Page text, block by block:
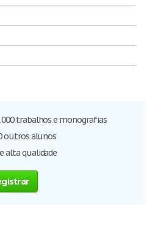
trabalhos e monografias
outros alunos
alta qualidade